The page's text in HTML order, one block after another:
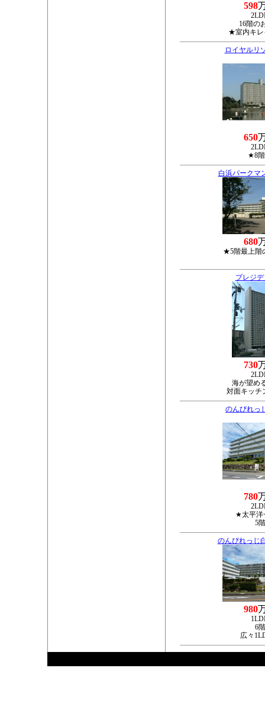
598
16階の
★室内キ
ロイヤルリ
650
★8
白浜パークマ
680
★5階最上階
プレジ
730
海が望め
対面キッチ
のんびれっ
780
★太平
5階
のんびれっじ
980
6階
広々